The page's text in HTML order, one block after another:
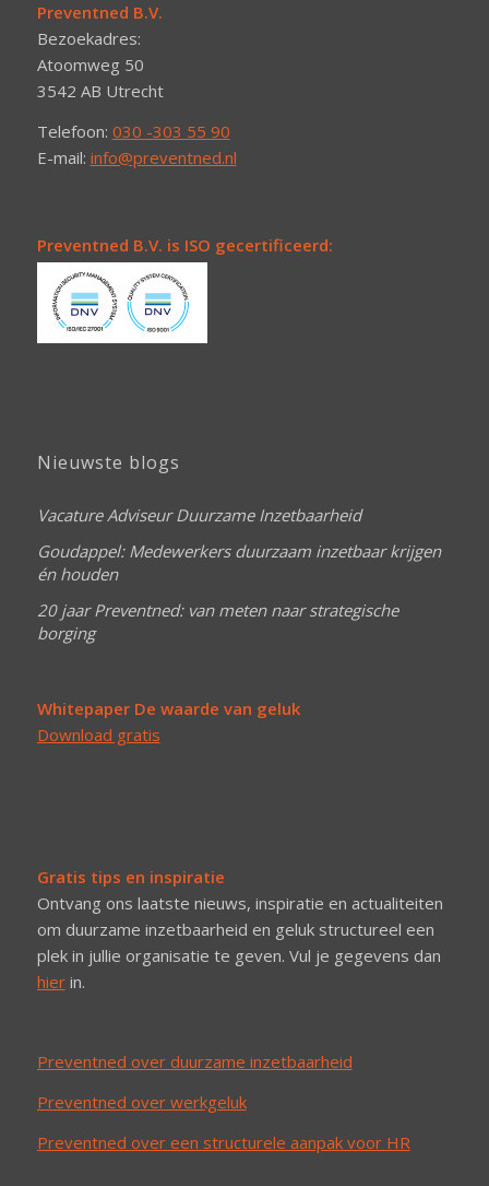
Preventned B.V.
Bezoekadres:
Atoomweg 50
3542 AB Utrecht
Telefoon: 030 -303 55 90
E-mail: info@preventned.nl
Preventned B.V. is ISO gecertificeerd:
Nieuwste blogs
Vacature Adviseur Duurzame Inzetbaarheid
Goudappel: Medewerkers duurzaam inzetbaar krijgen
én houden
20 jaar Preventned: van meten naar strategische
borging
Whitepaper De waarde van geluk
Download gratis
Gratis tips en inspiratie
Ontvang ons laatste nieuws, inspiratie en actualiteiten
om duurzame inzetbaarheid en geluk structureel een
plek in jullie organisatie te geven. Vul je gegevens dan
hierin.
Preventned over duurzame inzetbaarheid
Preventned over werkgeluk
Preventned over een structurele aanpak voor HR